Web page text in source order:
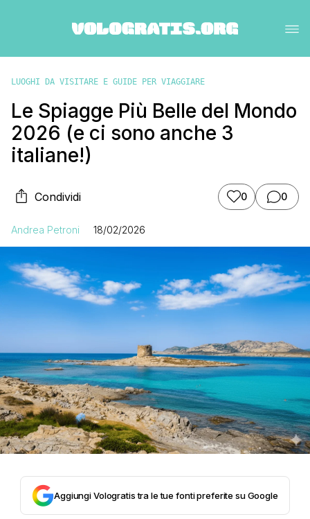
LUOGHI DA VISITARE E GUIDE PER VIAGGIARE
Le Spiagge Più Belle del Mondo
2026 (e ci sono anche 3
italiane!)
Condividi 0 0
Andrea Petroni 18/02/2026
Aggiungi Vologratis tra le tue fonti preferite su Google